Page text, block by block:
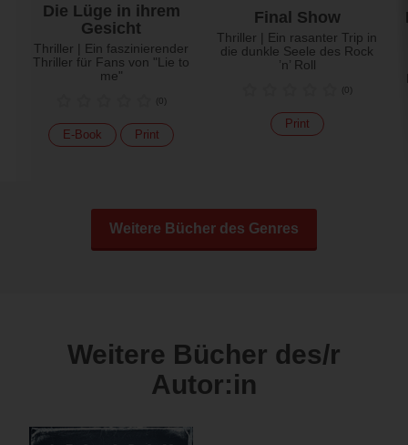
Die Lüge in ihrem
Gesicht
Thriller | Ein faszinierender
Thriller für Fans von "Lie to
me"
(0)
E-Book Print
Final Show
Thriller | Ein rasanter Trip in
die dunkle Seele des Rock
’n’ Roll
(0)
Print
Weitere Bücher des Genres
Weitere Bücher des/r
Autor:in